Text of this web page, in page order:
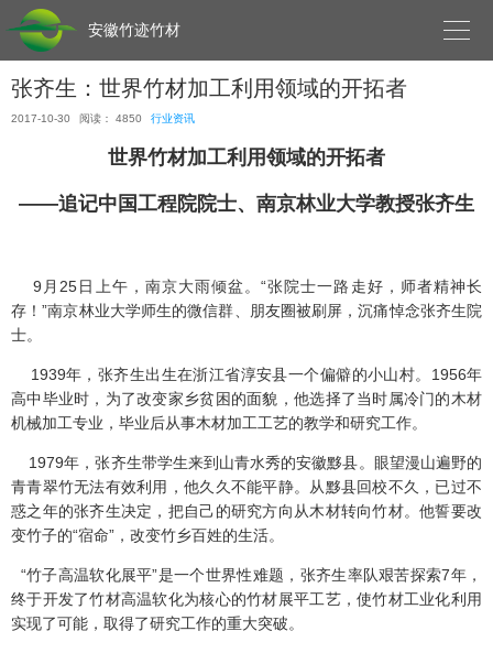
安徽竹迹竹材 
张齐生：世界竹材加工利用领域的开拓者
2017-10-30 阅读： 4850 行业资讯
世界竹材加工利用领域的开拓者
——追记中国工程院院士、南京林业大学教授张齐生
9月25日上午，南京大雨倾盆。“张院士一路走好，师者精神长
存！”南京林业大学师生的微信群、朋友圈被刷屏，沉痛悼念张齐生院
士。
1939年，张齐生出生在浙江省淳安县一个偏僻的小山村。1956年
高中毕业时，为了改变家乡贫困的面貌，他选择了当时属冷门的木材
机械加工专业，毕业后从事木材加工工艺的教学和研究工作。
1979年，张齐生带学生来到山青水秀的安徽黟县。眼望漫山遍野的
青青翠竹无法有效利用，他久久不能平静。从黟县回校不久，已过不
惑之年的张齐生决定，把自己的研究方向从木材转向竹材。他誓要改
变竹子的“宿命”，改变竹乡百姓的生活。
“竹子高温软化展平”是一个世界性难题，张齐生率队艰苦探索7年，
终于开发了竹材高温软化为核心的竹材展平工艺，使竹材工业化利用
实现了可能，取得了研究工作的重大突破。